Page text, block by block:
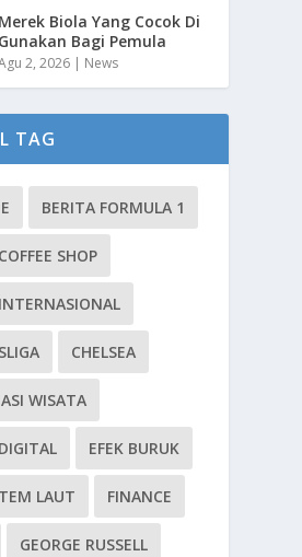
Merek Biola Yang Cocok Di
Gunakan Bagi Pemula
2, 2026 | News
TAG
BERITA FORMULA 1
SHOP
CHELSEA
WISATA
EFEK BURUK
LAUT FINANCE
GEORGE RUSSELL